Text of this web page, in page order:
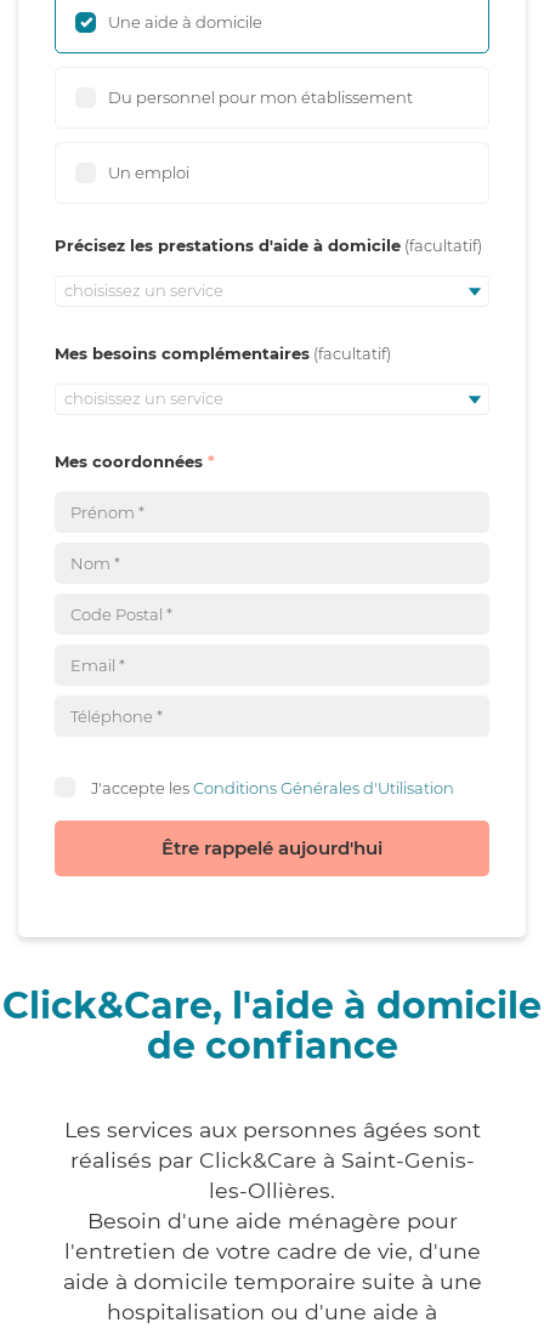
Une aide à domicile
Du personnel pour mon établissement
Un emploi
Précisez les prestations d'aide à domicile
choisissez un service
Mes besoins complémentaires
choisissez un service
Mes coordonnées
J'accepte lesConditions Générales d'Utilisation
Être rappelé aujourd'hui
Click&Care, l'aide à domicile
de confiance
Les services aux personnes âgées sont
réalisés par Click&Care à Saint-Genis-
les-Ollières.
Besoin d'une aide ménagère pour
l'entretien de votre cadre de vie, d'une
aide à domicile temporaire suite à une
hospitalisation ou d'une aide à